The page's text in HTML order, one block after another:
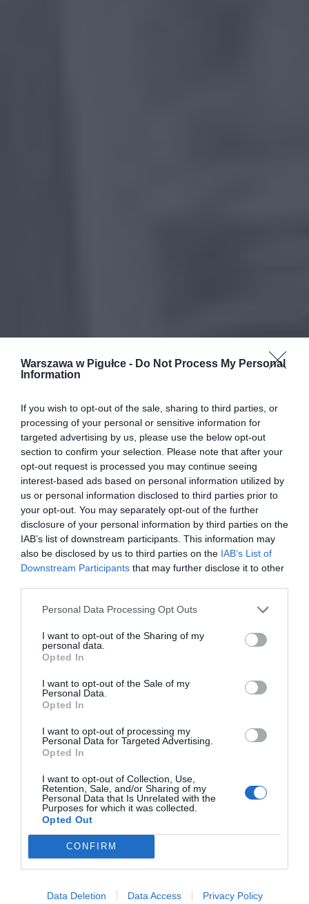
Warszawa w Pigułce - Do Not Process My Personal
Information
If you wish to opt-out of the sale, sharing to third parties, or
processing of your personal or sensitive information for
targeted advertising by us, please use the below opt-out
section to confirm your selection. Please note that after your
opt-out request is processed you may continue seeing
interest-based ads based on personal information utilized by
us or personal information disclosed to third parties prior to
your opt-out. You may separately opt-out of the further
disclosure of your personal information by third parties on the
IAB’s list of downstream participants. This information may
also be disclosed by us to third parties on the IAB’s List of
Downstream Participants that may further disclose it to other
Personal Data Processing Opt Outs
I want to opt-out of the Sharing of my
personal data.
Opted In
I want to opt-out of the Sale of my
Personal Data.
Opted In
I want to opt-out of processing my
Personal Data for Targeted Advertising.
Opted In
I want to opt-out of Collection, Use,
Retention, Sale, and/or Sharing of my
Personal Data that Is Unrelated with the
Purposes for which it was collected.
Opted Out
CONFIRM
Data Deletion Data Access Privacy Policy